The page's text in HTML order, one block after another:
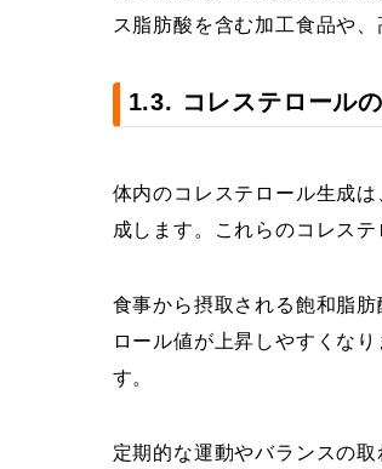
ス脂肪酸を含む加工食品や
1.3. コレステロール
体内のコレステロール生成
成します。これらのコレス
食事から摂取される飽和脂
ロール値が上昇しやすくな
す。
定期的な運動やバランスの